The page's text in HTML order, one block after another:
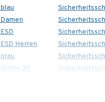
Herren
35